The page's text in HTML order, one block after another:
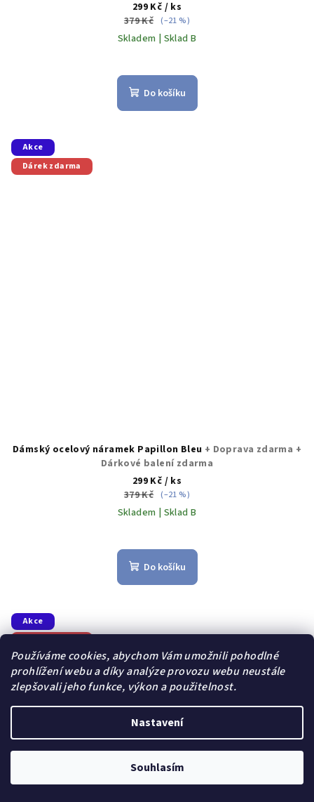
Používáme cookies, abychom Vám umožnili pohodlné
prohlížení webu a díky analýze provozu webu neustále
zlepšovali jeho funkce, výkon a použitelnost.
Nastavení
Souhlasím
299 Kč / ks
379 Kč (–21 %)
Skladem | Sklad B
Do košíku
Akce
Dárek zdarma
Dámský ocelový náramek Papillon Bleu + Doprava zdarma +
Dárkové balení zdarma
299 Kč / ks
379 Kč (–21 %)
Skladem | Sklad B
Do košíku
Akce